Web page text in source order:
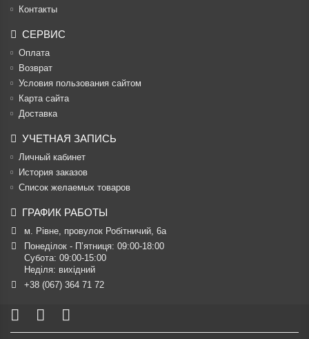
Контакты
СЕРВИС
Оплата
Возврат
Условия пользования сайтом
Карта сайта
Доставка
УЧЕТНАЯ ЗАПИСЬ
Личный кабинет
История заказов
Список желаемых товаров
ГРАФИК РАБОТЫ
м. Рівне, провулок Робітничий, 6а
Понеділок - П’ятниця: 09:00-18:00
Субота: 09:00-15:00
Неділя: вихідний
+38 (067) 364 71 72